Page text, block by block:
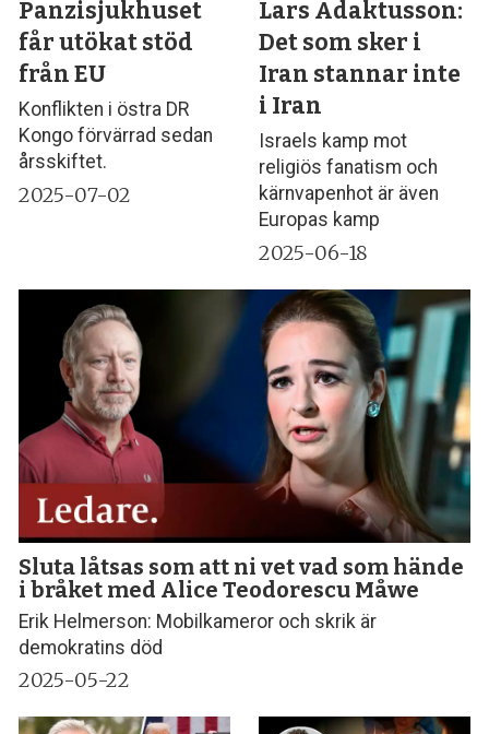
Panzisjukhuset
får utökat stöd
från EU
Konflikten i östra DR
Kongo förvärrad sedan
årsskiftet.
2025-07-02
Lars Adaktusson:
Det som sker i
Iran stannar inte
i Iran
Israels kamp mot
religiös fanatism och
kärnvapenhot är även
Europas kamp
2025-06-18
Sluta låtsas som att ni vet vad som hände
i bråket med Alice Teodorescu Måwe
Erik Helmerson: Mobilkameror och skrik är
demokratins död
2025-05-22